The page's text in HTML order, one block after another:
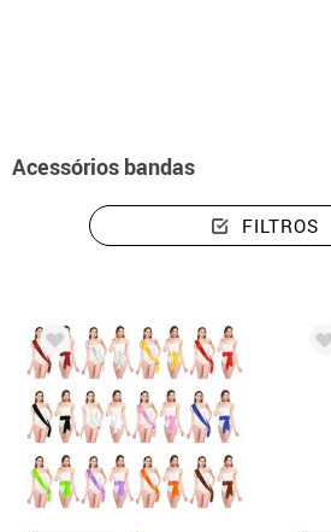
Acessórios bandas
FILTROS